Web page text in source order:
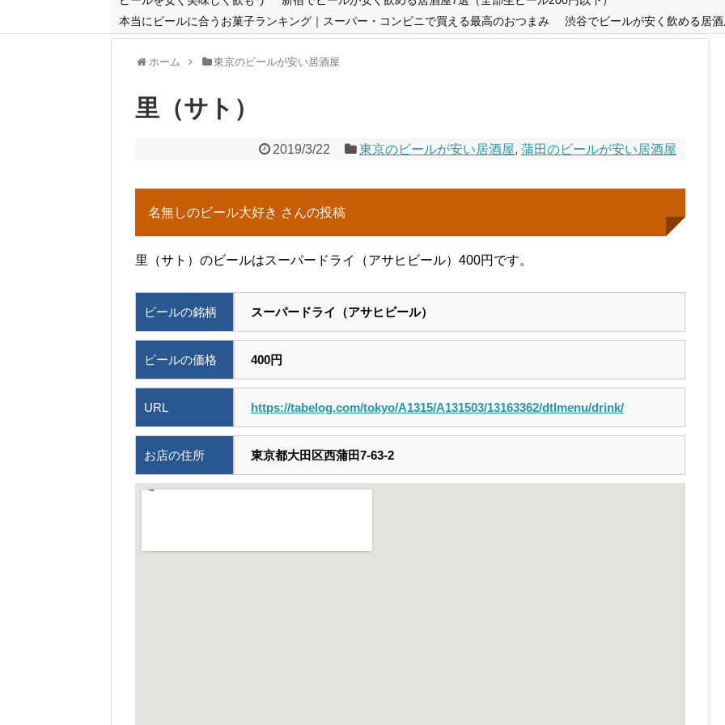
本当にビールに合うお菓子ランキング｜スーパー・コンビニで買える最高のおつまみ
渋谷でビールが安く飲める居
ホーム 東京のビールが安い居酒屋
里（サト）
2019/3/22 東京のビールが安い居酒屋, 蒲田のビールが安い居酒屋
名無しのビール大好き さんの投稿
里（サト）のビールはスーパードライ（アサヒビール）400円です。
ビールの銘柄 スーパードライ（アサヒビール）
ビールの価格 400円
URL https://tabelog.com/tokyo/A1315/A131503/13163362/dtlmenu/drink/
お店の住所 東京都大田区西蒲田7-63-2